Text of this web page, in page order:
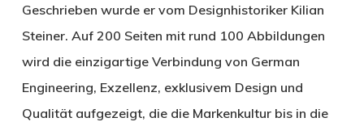
Geschrieben wurde er vom Designhistoriker Kilian
Steiner. Auf 200 Seiten mit rund 100 Abbildungen
wird die einzigartige Verbindung von German
Engineering, Exzellenz, exklusivem Design und
Qualität aufgezeigt, die die Markenkultur bis in die